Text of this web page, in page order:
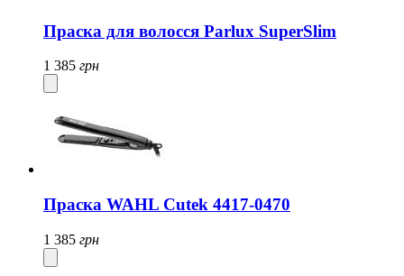
Праска для волосся Parlux SuperSlim
1 385 грн
Праска WAHL Cutek 4417-0470
1 385 грн